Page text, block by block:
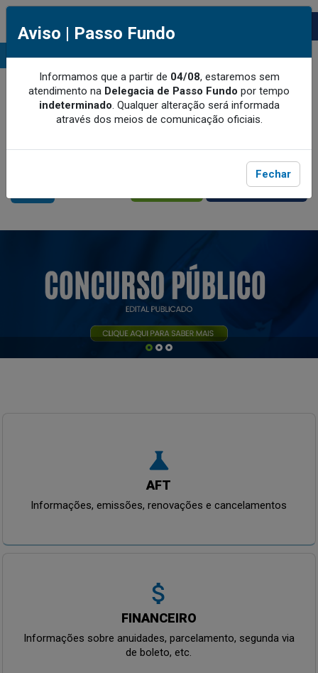
CRQ-V BENEFÍCIOS
Aviso | Passo Fundo
Informamos que a partir de 04/08, estaremos sem
atendimento na Delegacia de Passo Fundo por tempo
indeterminado. Qualquer alteração será informada
através dos meios de comunicação oficiais.
Fechar
science
AFT
Informações, emissões, renovações e cancelamentos
attach_money
FINANCEIRO
Informações sobre anuidades, parcelamento, segunda via
de boleto, etc.